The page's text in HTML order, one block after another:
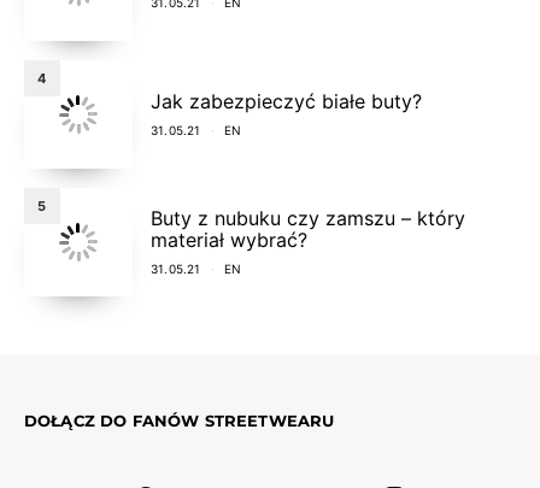
4
Jak zabezpieczyć białe buty?
31.05.21 EN
5
Buty z nubuku czy zamszu – który
materiał wybrać?
31.05.21 EN
DOŁĄCZ DO FANÓW STREETWEARU